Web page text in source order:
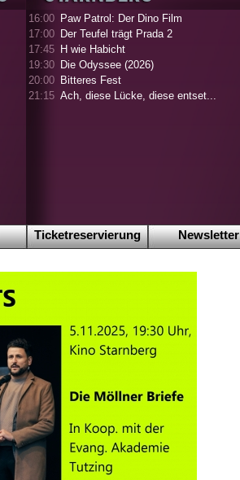
16:00 Paw Patrol: Der Dino Film
17:00 Der Teufel trägt Prada 2
17:45 H wie Habicht
19:30 Die Odyssee (2026)
20:00 Bitteres Fest
21:15 Ach, diese Lücke, diese entset...
Ticketreservierung Newsletter